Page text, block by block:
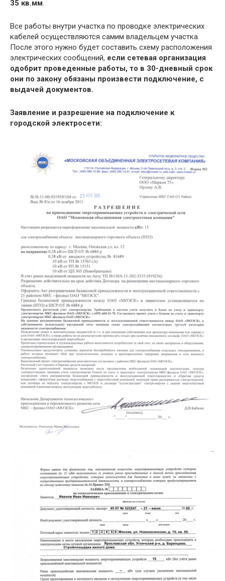
35 кв.мм.
Все работы внутри участка по проводке электрических
кабелей осуществляются самим владельцем участка.
После этого нужно будет составить схему расположения
электрических сообщений, если сетевая организация
одобрит проведенные работы, то в 30-дневный срок
они по закону обязаны произвести подключение, с
выдачей документов.
Заявление и разрешение на подключение к
городской электросети: